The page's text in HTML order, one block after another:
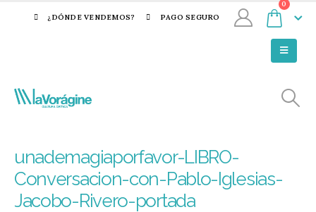
¿DÓNDE VENDEMOS? PAGO SEGURO
0
unademagiaporfavor-LIBRO-
Conversacion-con-Pablo-Iglesias-
Jacobo-Rivero-portada